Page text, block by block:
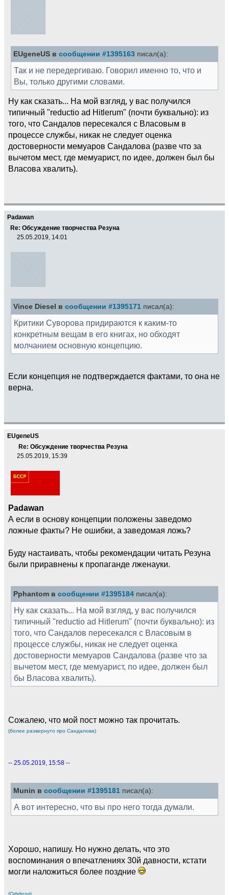
EUgeneUS в сообщении #1395163 писал(а):
Так и не передергиваю. Говорил именно то, что и
Вы, только другими словами.
Ну как сказать... На мой взгляд, у вас получился
типичный "reductio ad Hitlerum" (почти буквально): из
того, что Сандалов пересекался с Власовым в
процессе службы, никак не следует оценка
достоверности мемуаров Сандалова (разве что за
вычетом мест, где мемуарист, по идее, должен был бы
Власова хвалить).
Padawan
Re: Обсуждение творчества Резуна
25.05.2019, 14:01
Vince Diesel в сообщении #1395171 писал(а):
Критики Суворова придираются к каким-то
конкретным вещам в его книгах, но обходят
молчанием основную концепцию.
Если концепция не подтверждается фактами, то она не
верна.
EUgeneUS
Re: Обсуждение творчества Резуна
25.05.2019, 15:39
Padawan
А если в основу концепции положены заведомо
ложные факты? Не ошибки, а заведомая ложь?
Буду настаивать, чтобы рекомендации читать Резуна
были приравнены к пропаганде лженауки.
Pphantom в сообщении #1395184 писал(а):
Ну как сказать... На мой взгляд, у вас получился
типичный "reductio ad Hitlerum" (почти буквально): из
того, что Сандалов пересекался с Власовым в
процессе службы, никак не следует оценка
достоверности мемуаров Сандалова (разве что за
вычетом мест, где мемуарист, по идее, должен был
бы Власова хвалить).
Сожалею, что мой пост можно так прочитать.
(более развернуто про Сандалова)
-- 25.05.2019, 15:58 --
Munin в сообщении #1395181 писал(а):
А вот интересно, что вы про него тогда думали.
Хорошо, напишу. Но нужно делать, что это
воспоминания о впечатлениях 30й давности, кстати
могли наложиться более поздние
(Оффтоп)